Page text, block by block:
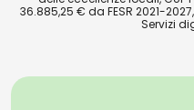
36.885,25 € da FESR 2021-
Servizi